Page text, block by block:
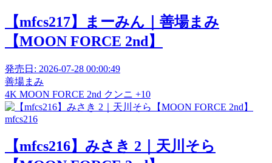
【mfcs217】まーみん｜善場まみ
【MOON FORCE 2nd】
発売日: 2026-07-28 00:00:49
善場まみ
4K MOON FORCE 2nd クンニ +10
mfcs216
【mfcs216】みさき 2｜天川そら